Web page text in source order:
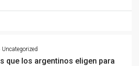
Uncategorized
que los argentinos eligen para